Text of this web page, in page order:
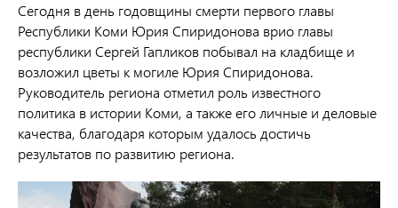
Сегодня в день годовщины смерти первого главы
Республики Коми Юрия Спиридонова врио главы
республики Сергей Гапликов побывал на кладбище и
возложил цветы к могиле Юрия Спиридонова.
Руководитель региона отметил роль известного
политика в истории Коми, а также его личные и деловые
качества, благодаря которым удалось достичь
результатов по развитию региона.